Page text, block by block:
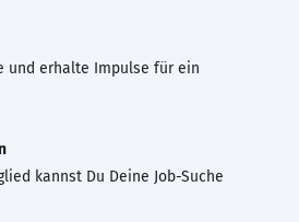
und erhalte Impulse für ein
kannst Du Deine Job-Suche